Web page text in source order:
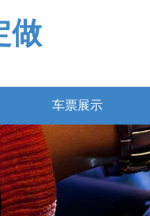
做
车票展示